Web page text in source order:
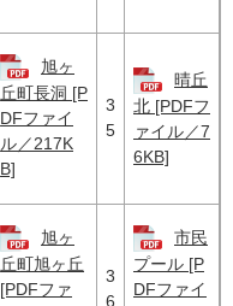
旭ヶ
丘町長洞 [P
DFファイ
ル／217K
B]
3
5
晴丘
北 [PDFフ
ァイル／7
6KB]
旭ヶ
丘町旭ヶ丘
[PDFファ
3
6
市民
プール [P
DFファイ